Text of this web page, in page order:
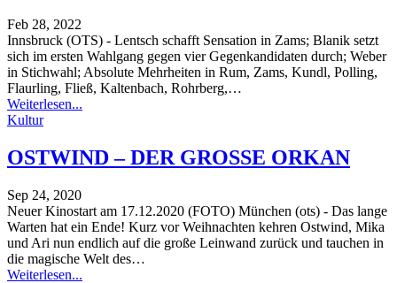
Feb 28, 2022
Innsbruck (OTS) - Lentsch schafft Sensation in Zams; Blanik setzt
sich im ersten Wahlgang gegen vier Gegenkandidaten durch; Weber
in Stichwahl; Absolute Mehrheiten in Rum, Zams, Kundl, Polling,
Flaurling, Fließ, Kaltenbach, Rohrberg,…
Weiterlesen...
Kultur
OSTWIND – DER GROSSE ORKAN
Sep 24, 2020
Neuer Kinostart am 17.12.2020 (FOTO) München (ots) - Das lange
Warten hat ein Ende! Kurz vor Weihnachten kehren Ostwind, Mika
und Ari nun endlich auf die große Leinwand zurück und tauchen in
die magische Welt des…
Weiterlesen...